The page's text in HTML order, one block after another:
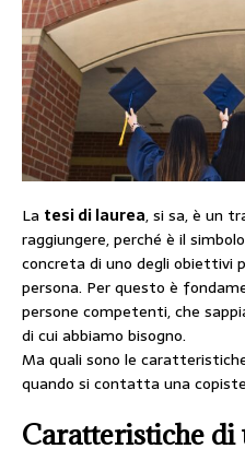
La tesi di laurea, si sa, è un
raggiungere, perché è il
concreta di uno degli obiettivi
persona. Per questo è
persone competenti, che
di cui abbiamo bisogno.
Ma quali sono le
quando si contatta una
Caratteristiche di